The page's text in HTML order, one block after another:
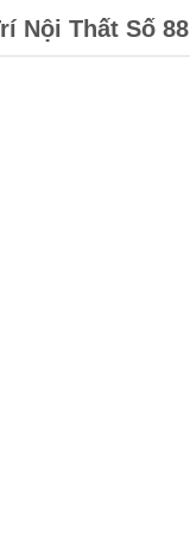
Nội Thất Số 88